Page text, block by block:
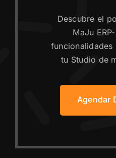
Descubre el
MaJu
funcionalidades
tu Studio de
Agendar